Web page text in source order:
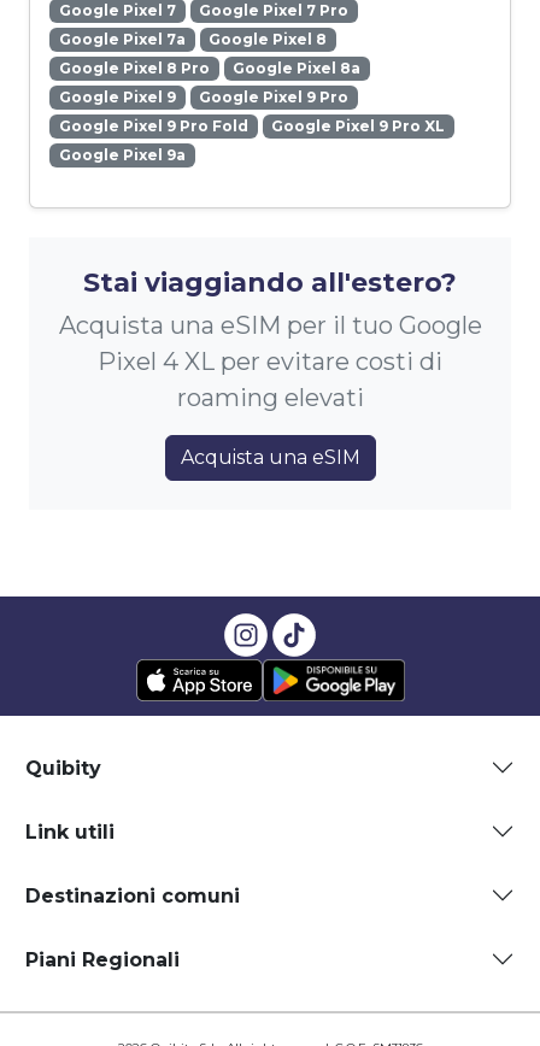
Google Pixel 7
Google Pixel 7 Pro
Google Pixel 7a
Google Pixel 8
Google Pixel 8 Pro
Google Pixel 8a
Google Pixel 9
Google Pixel 9 Pro
Google Pixel 9 Pro Fold
Google Pixel 9 Pro XL
Google Pixel 9a
Stai viaggiando all'estero?
Acquista una eSIM per il tuo Google
Pixel 4 XL per evitare costi di
roaming elevati
Acquista una eSIM
Quibity
Link utili
Destinazioni comuni
Piani Regionali